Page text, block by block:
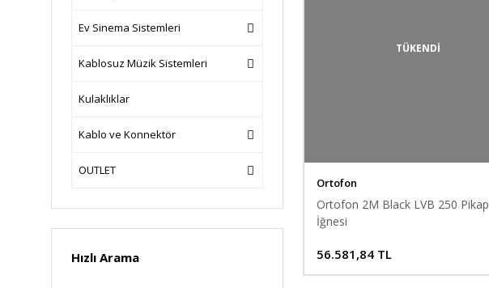
Ev Sinema Sistemleri
Kablosuz Müzik Sistemleri
Kulaklıklar
Kablo ve Konnektör
OUTLET
Hızlı Arama
TÜKENDİ
Ortofon
Ortofon 2M Black LVB 250 Pikap
İğnesi
56.581,84 TL